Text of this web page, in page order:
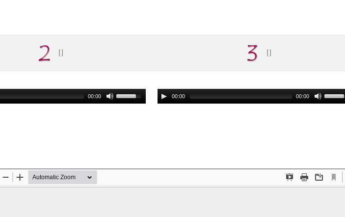
00:00 00:00 00:00